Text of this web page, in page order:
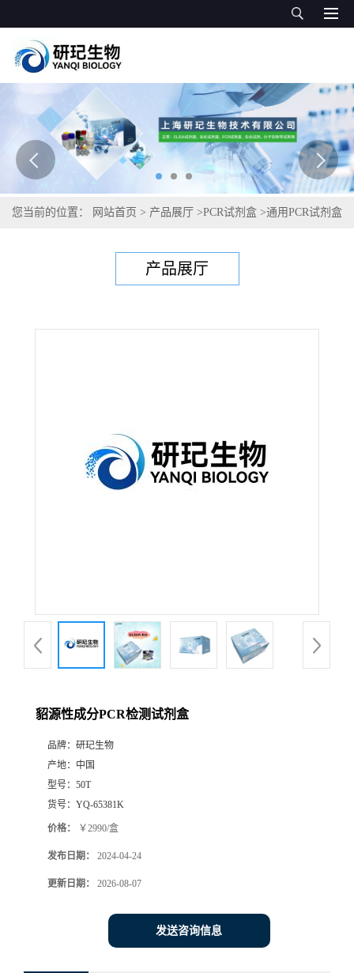
您当前的位置： 网站首页 > 产品展厅 >PCR试剂盒 >通用PCR试剂盒
产品展厅
貂源性成分PCR检测试剂盒
品牌： 研玘生物
产地： 中国
型号： 50T
货号： YQ-65381K
价格： ￥2990/盒
发布日期： 2024-04-24
更新日期： 2026-08-07
发送咨询信息